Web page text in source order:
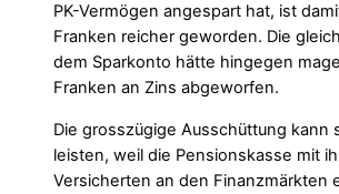
PK-Vermögen angespart hat, ist
Franken reicher geworden. Die
dem Sparkonto hätte hingegen
Franken an Zins abgeworfen.
Die grosszügige Ausschüttung kann
leisten, weil die Pensionskasse mit
Versicherten an den Finanzmärkten